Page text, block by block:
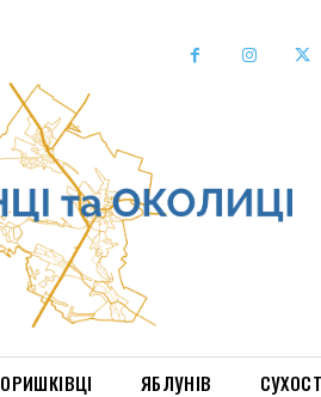
ОРИШКІВЦІ ЯБЛУНІВ